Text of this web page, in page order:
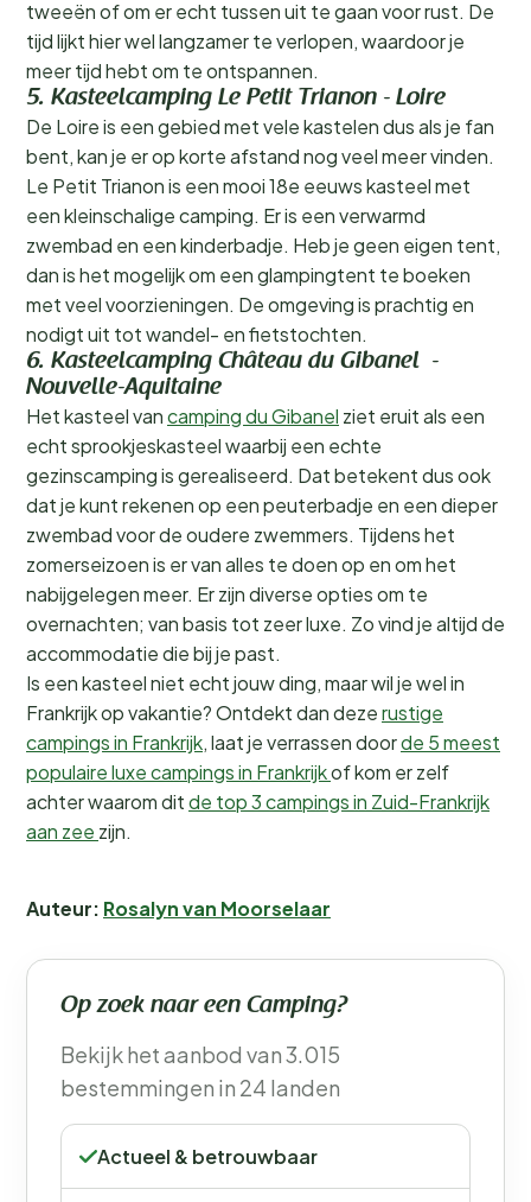
tweeën of om er echt tussen uit te gaan voor rust. De
tijd lijkt hier wel langzamer te verlopen, waardoor je
meer tijd hebt om te ontspannen.
5. Kasteelcamping Le Petit Trianon - Loire
De Loire is een gebied met vele kastelen dus als je fan
bent, kan je er op korte afstand nog veel meer vinden.
Le Petit Trianon is een mooi 18e eeuws kasteel met
een kleinschalige camping. Er is een verwarmd
zwembad en een kinderbadje. Heb je geen eigen tent,
dan is het mogelijk om een glampingtent te boeken
met veel voorzieningen. De omgeving is prachtig en
nodigt uit tot wandel- en fietstochten.
6. Kasteelcamping Château du Gibanel -
Nouvelle-Aquitaine
Het kasteel vancamping du Gibanel ziet eruit als een
echt sprookjeskasteel waarbij een echte
gezinscamping is gerealiseerd. Dat betekent dus ook
dat je kunt rekenen op een peuterbadje en een dieper
zwembad voor de oudere zwemmers. Tijdens het
zomerseizoen is er van alles te doen op en om het
nabijgelegen meer. Er zijn diverse opties om te
overnachten; van basis tot zeer luxe. Zo vind je altijd de
accommodatie die bij je past.
Is een kasteel niet echt jouw ding, maar wil je wel in
Frankrijk op vakantie? Ontdekt dan dezerustige
campings in Frankrijk, laat je verrassen doorde 5 meest
populaire luxe campings in Frankrijkof kom er zelf
achter waarom ditde top 3 campings in Zuid-Frankrijk
aan zee zijn.
Auteur: Rosalyn van Moorselaar
Op zoek naar een Camping?
Bekijk het aanbod van 3.015
bestemmingen in 24 landen
Actueel & betrouwbaar